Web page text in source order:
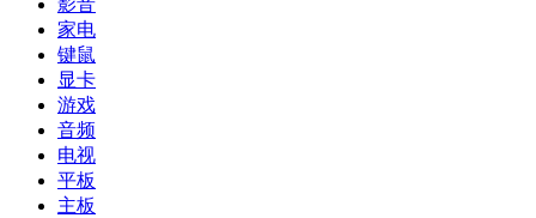
影音
家电
键鼠
显卡
游戏
音频
电视
平板
主板